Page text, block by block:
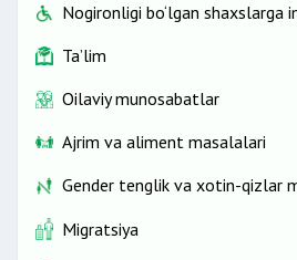
Nogironligi bo‘lgan shaxslarga
Ta’lim
Oilaviy munosabatlar
Ajrim va aliment masalalari
Gender tenglik va xotin-qizlar
Migratsiya